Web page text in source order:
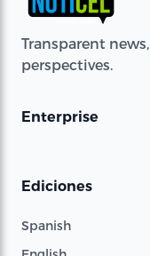
Transparent
perspectives.
Enterprise
Ediciones
Spanish